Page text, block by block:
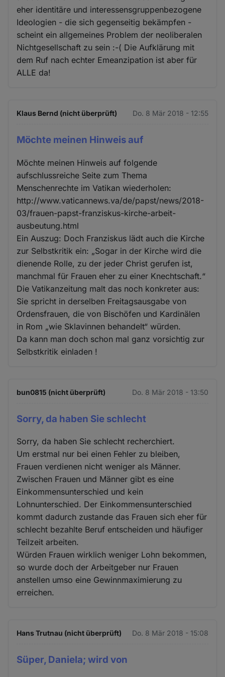
eher identitäre und interessensgruppenbezogene
Ideologien - die sich gegenseitig bekämpfen -
scheint ein allgemeines Problem der neoliberalen
Nichtgesellschaft zu sein :-( Die Aufklärung mit
dem Ruf nach echter Emeanzipation ist aber für
ALLE da!
Klaus Bernd (nicht überprüft) Do. 8 Mär 2018 - 12:55
Möchte meinen Hinweis auf
Möchte meinen Hinweis auf folgende
aufschlussreiche Seite zum Thema
Menschenrechte im Vatikan wiederholen:
http://www.vaticannews.va/de/papst/news/2018-
03/frauen-papst-franziskus-kirche-arbeit-
ausbeutung.html
Ein Auszug: Doch Franziskus lädt auch die Kirche
zur Selbstkritik ein: „Sogar in der Kirche wird die
dienende Rolle, zu der jeder Christ gerufen ist,
manchmal für Frauen eher zu einer Knechtschaft.“
Die Vatikanzeitung malt das noch konkreter aus:
Sie spricht in derselben Freitagsausgabe von
Ordensfrauen, die von Bischöfen und Kardinälen
in Rom „wie Sklavinnen behandelt“ würden.
Da kann man doch schon mal ganz vorsichtig zur
Selbstkritik einladen !
bun0815 (nicht überprüft) Do. 8 Mär 2018 - 13:50
Sorry, da haben Sie schlecht
Sorry, da haben Sie schlecht recherchiert.
Um erstmal nur bei einen Fehler zu bleiben,
Frauen verdienen nicht weniger als Männer.
Zwischen Frauen und Männer gibt es eine
Einkommensunterschied und kein
Lohnunterschied. Der Einkommensunterschied
kommt dadurch zustande das Frauen sich eher für
schlecht bezahlte Beruf entscheiden und häufiger
Teilzeit arbeiten.
Würden Frauen wirklich weniger Lohn bekommen,
so wurde doch der Arbeitgeber nur Frauen
anstellen umso eine Gewinnmaximierung zu
erreichen.
Hans Trutnau (nicht überprüft) Do. 8 Mär 2018 - 15:08
Süper, Daniela; wird von